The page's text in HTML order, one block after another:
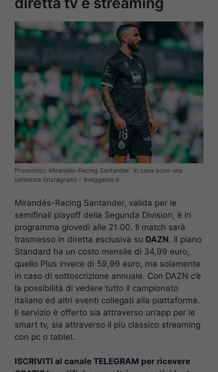
Pronostico Mirandés-Racing Santander: in casa sono una
sentenza (Instagram) – Ilveggente.it
Mirandés-Racing Santander, valida per le
semifinali playoff della Segunda Division, è in
programma giovedì alle 21:00. Il match sarà
trasmesso in diretta esclusiva su DAZN. Il piano
Standard ha un costo mensile di 34,99 euro,
quello Plus invece di 59,99 euro, ma solamente
in caso di sottoscrizione annuale. Con DAZN c’è
la possibilità di vedere tutto il campionato
italiano ed altri eventi collegati alla piattaforma.
Il servizio è offerto sia attraverso un’app per le
smart tv, sia attraverso il più classico streaming
con pc o tablet.
ISCRIVITI al canale TELEGRAM per ricevere